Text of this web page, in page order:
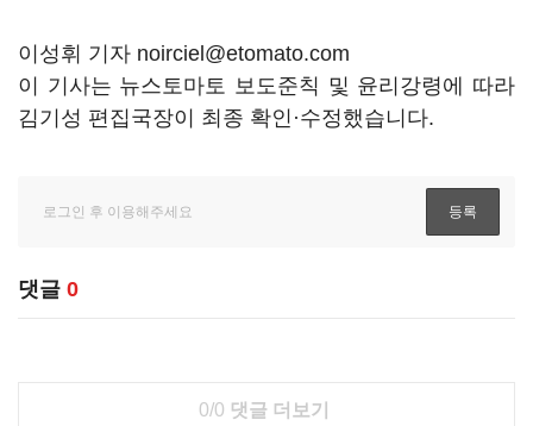
이성휘 기자 noirciel@etomato.com
이 기사는 뉴스토마토 보도준칙 및 윤리강령에 따라
김기성 편집국장이 최종 확인·수정했습니다.
댓글 0
0/0 댓글 더보기